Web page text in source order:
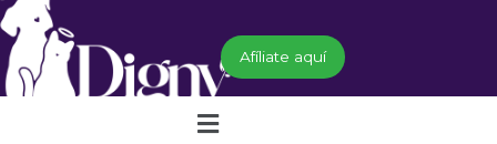
Ir
contenido
Afíliate aquí
Menú